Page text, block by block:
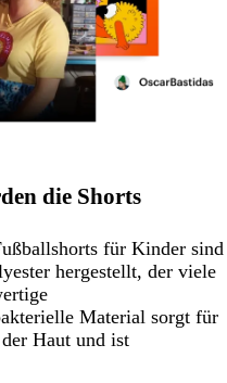
die Shorts
für Kinder sind
hergestellt, der viele
Material sorgt für
Haut und ist